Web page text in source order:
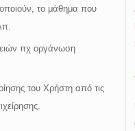
το μάθημα που
πχ οργάνωση
του Χρήστη από τις